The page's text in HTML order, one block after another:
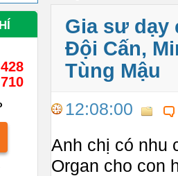
Gia sư dạy
Đội Cấn,
Tùng Mậu
12:08:00
Anh chị có nhu
Organ cho con